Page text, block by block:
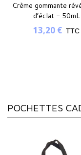
Crème gommante
d’éclat - 50mL
13,20 € TTC
POCHETTES